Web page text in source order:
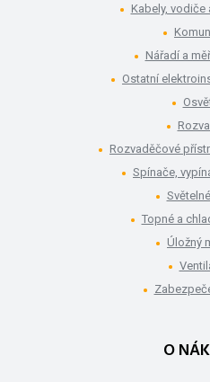
Kabely,
Nářadí a
Ostatní
Rozvaděčové
Spínače,
Topné a
Úložný
O